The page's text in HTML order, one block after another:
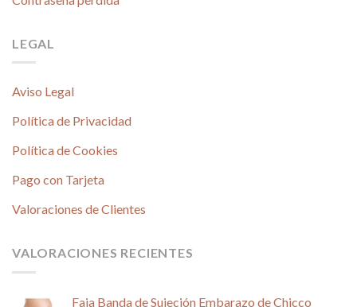
LEGAL
Aviso Legal
Política de Privacidad
Política de Cookies
Pago con Tarjeta
Valoraciones de Clientes
VALORACIONES RECIENTES
Faja Banda de Sujeción Embarazo de Chicco